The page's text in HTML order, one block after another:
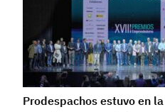
Prodespachos estuvo en